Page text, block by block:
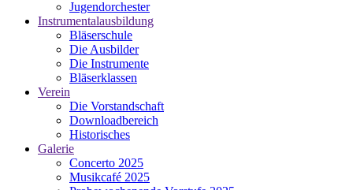
Jugendorchester
Instrumentalausbildung
Bläserschule
Die Ausbilder
Die Instrumente
Bläserklassen
Verein
Die Vorstandschaft
Downloadbereich
Historisches
Galerie
Concerto 2025
Musikcafé 2025